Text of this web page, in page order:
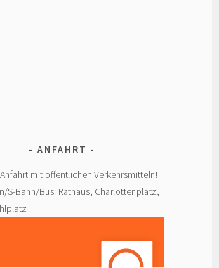
ANFAHRT
mit öffentlichen Verkehrsmitteln!
S-Bahn/Bus: Rathaus, Charlottenplatz,